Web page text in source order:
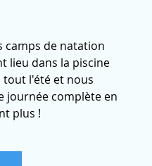
camps de natation
lieu dans la piscine
tout l'été et nous
journée complète en
plus !